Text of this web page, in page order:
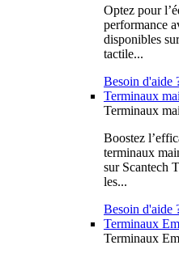
Optez pour
performance
disponibles
tactile...
Besoin d'aide
Terminaux
Terminaux
Boostez
terminaux
sur Scantech
les...
Besoin d'aide
Terminaux
Terminaux